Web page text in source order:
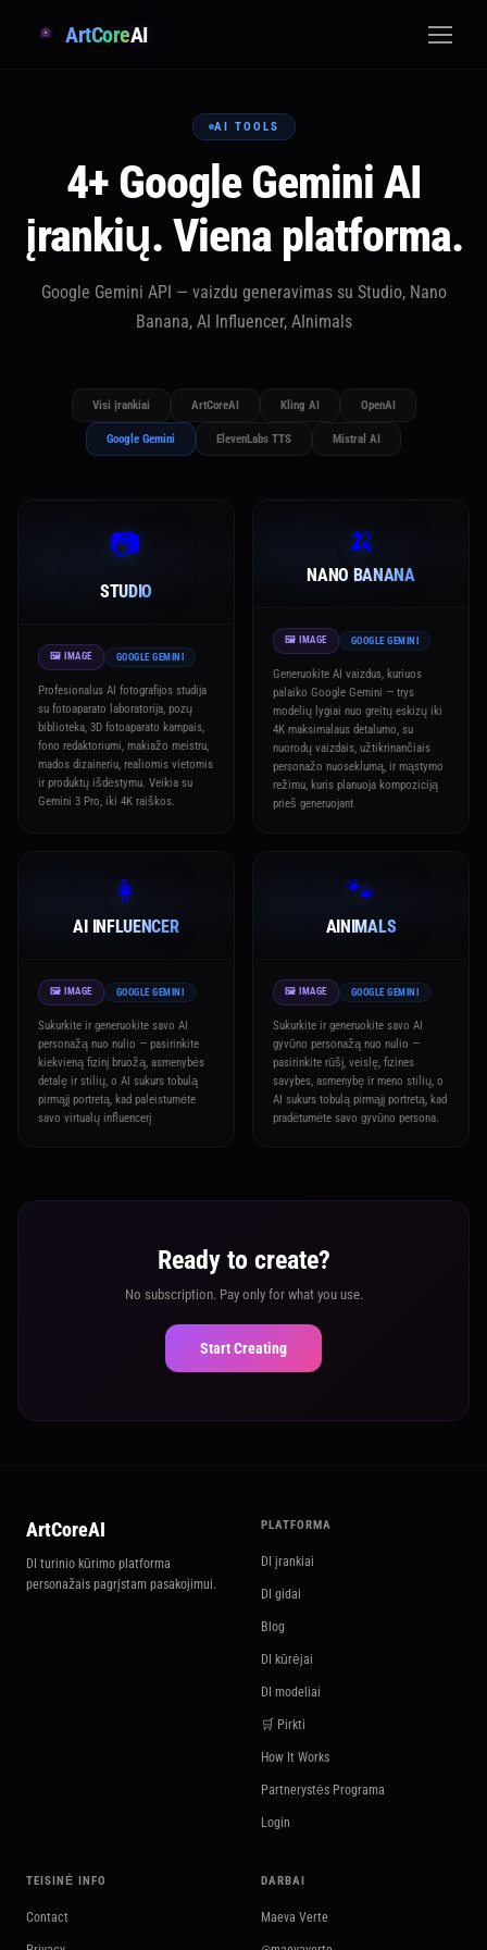
ArtCoreAI
AI TOOLS
4+ Google Gemini AI
įrankių. Viena platforma.
Google Gemini API — vaizdu generavimas su Studio, Nano
Banana, AI Influencer, AInimals
Visi įrankiai ArtCoreAI Kling AI OpenAI
Google Gemini ElevenLabs TTS Mistral AI
📷
STUDIO
🖼️ IMAGE GOOGLE GEMINI
Profesionalus AI fotografijos studija
su fotoaparato laboratorija, pozų
biblioteka, 3D fotoaparato kampais,
fono redaktoriumi, makiažo meistru,
mados dizaineriu, realiomis vietomis
ir produktų išdėstymu. Veikia su
Gemini 3 Pro, iki 4K raiškos.
🍌
NANO BANANA
🖼️ IMAGE GOOGLE GEMINI
Generuokite AI vaizdus, kuriuos
palaiko Google Gemini — trys
modelių lygiai nuo greitų eskizų iki
4K maksimalaus detalumo, su
nuorodų vaizdais, užtikrinančiais
personažo nuoseklumą, ir mąstymo
režimu, kuris planuoja kompoziciją
prieš generuojant
👩
AI INFLUENCER
🖼️ IMAGE GOOGLE GEMINI
Sukurkite ir generuokite savo AI
personažą nuo nulio — pasirinkite
kiekvieną fizinį bruožą, asmenybės
detalę ir stilių, o AI sukurs tobulą
pirmąjį portretą, kad paleistumėte
savo virtualų influencerį
🐾
AINIMALS
🖼️ IMAGE GOOGLE GEMINI
Sukurkite ir generuokite savo AI
gyvūno personažą nuo nulio —
pasirinkite rūšį, veislę, fizines
savybes, asmenybę ir meno stilių, o
AI sukurs tobulą pirmąjį portretą, kad
pradėtumėte savo gyvūno persona.
Ready to create?
No subscription. Pay only for what you use.
Start Creating
ArtCoreAI
DI turinio kūrimo platforma
personažais pagrįstam pasakojimui.
PLATFORMA
DI įrankiai
DI gidai
Blog
DI kūrėjai
DI modeliai
🛒 Pirkti
How It Works
Partnerystės Programa
Login
TEISINĖ INFO
Contact
DARBAI
Maeva Verte